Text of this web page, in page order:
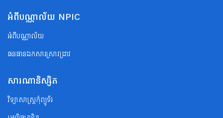
អំពីបណ្ណាល័យ NPIC
អំពីបណ្ណាល័យ
ធនធានឯកសារស្រាវជ្រាវ
សារណានិស្សិត
វិទ្យាសាស្ត្រកុំព្យូទ័រ